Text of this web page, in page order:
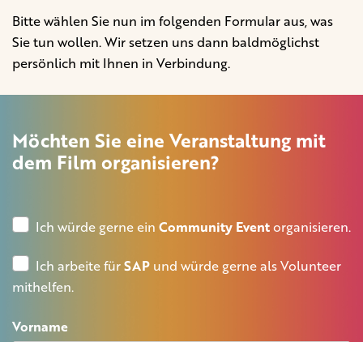
Bitte wählen Sie nun im folgenden Formular aus, was
Sie tun wollen. Wir setzen uns dann baldmöglichst
persönlich mit Ihnen in Verbindung.
Möchten Sie eine Veranstaltung mit
dem Film organisieren?
Ich würde gerne ein Community Eventorganisieren.
Ich arbeite fürSAPund würde gerne als Volunteer
mithelfen.
Vorname